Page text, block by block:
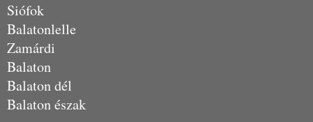
Siófok
Balatonlelle
Zamárdi
Balaton
Balaton dél
Balaton észak